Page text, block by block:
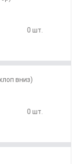
0 шт.
вниз)
0 шт.